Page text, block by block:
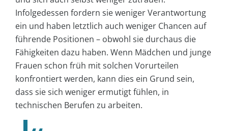
Infolgedessen fordern sie weniger Verantwortung
ein und haben letztlich auch weniger Chancen auf
führende Positionen – obwohl sie durchaus die
Fähigkeiten dazu haben. Wenn Mädchen und junge
Frauen schon früh mit solchen Vorurteilen
konfrontiert werden, kann dies ein Grund sein,
dass sie sich weniger ermutigt fühlen, in
technischen Berufen zu arbeiten.